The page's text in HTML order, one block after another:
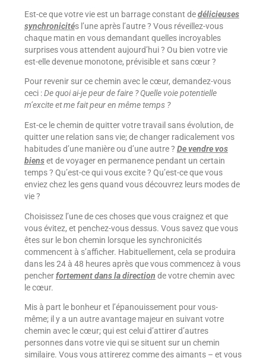
Est-ce que votre vie est un barrage constant dedélicieuses
synchronicités l’une après l’autre ? Vous réveillez-vous
chaque matin en vous demandant quelles incroyables
surprises vous attendent aujourd’hui ? Ou bien votre vie
est-elle devenue monotone, prévisible et sans cœur ?
Pour revenir sur ce chemin avec le cœur, demandez-vous
ceci :De quoi ai-je peur de faire ? Quelle voie potentielle
m’excite et me fait peur en même temps ?
Est-ce le chemin de quitter votre travail sans évolution, de
quitter une relation sans vie; de changer radicalement vos
habitudes d’une manière ou d’une autre ? De vendre vos
bienset de voyager en permanence pendant un certain
temps ? Qu’est-ce qui vous excite ? Qu’est-ce que vous
enviez chez les gens quand vous découvrez leurs modes de
vie ?
Choisissez l’une de ces choses que vous craignez et que
vous évitez, et penchez-vous dessus. Vous savez que vous
êtes sur le bon chemin lorsque les synchronicités
commencent à s’afficher. Habituellement, cela se produira
dans les 24 à 48 heures après que vous commencez à vous
pencherfortement dans la direction de votre chemin avec
le cœur.
Mis à part le bonheur et l’épanouissement pour vous-
même; il y a un autre avantage majeur en suivant votre
chemin avec le cœur; qui est celui d’attirer d’autres
personnes dans votre vie qui se situent sur un chemin
similaire. Vous vous attirerez comme des aimants – et vous